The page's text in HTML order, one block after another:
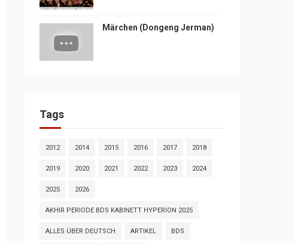
Märchen (Dongeng Jerman)
Tags
2012 2014 2015 2016 2017 2018
2019 2020 2021 2022 2023 2024
2025 2026
AKHIR PERIODE BDS KABINETT HYPERION 2025
ALLES ÜBER DEUTSCH ARTIKEL BDS